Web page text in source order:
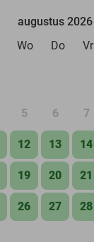
augustus 2026
Wo Do Vr
5 6 7
12 13 14
19 20 21
26 27 28